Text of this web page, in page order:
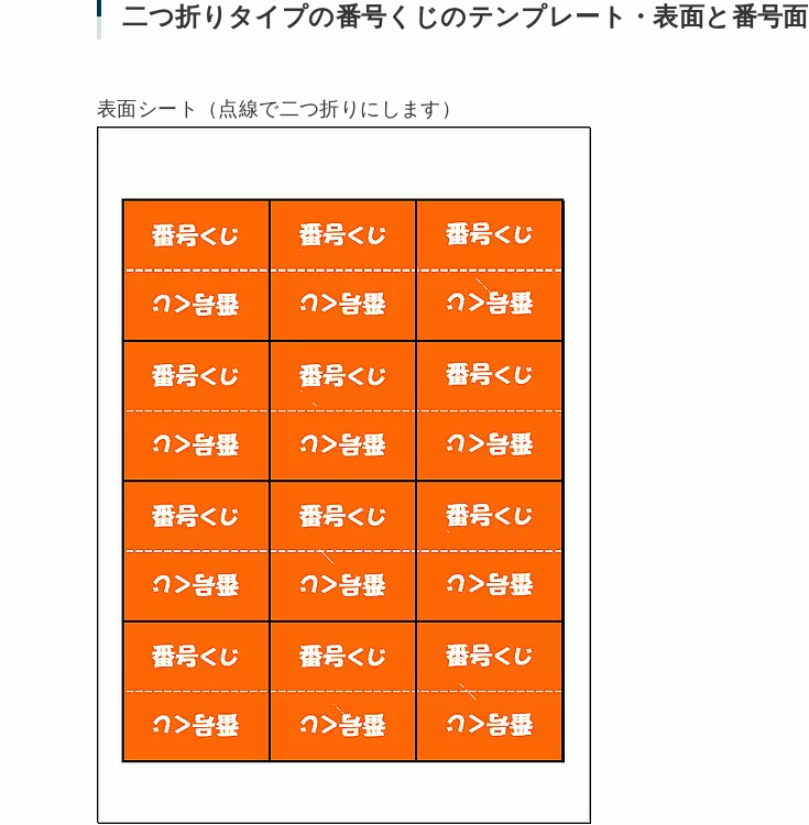
二つ折りタイプの番号くじのテンプレート・表面と番号面
表面シート（点線で二つ折りにします）